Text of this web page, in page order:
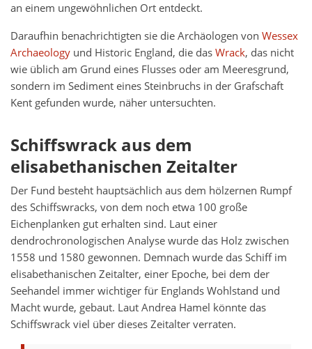
an einem ungewöhnlichen Ort entdeckt.
Daraufhin benachrichtigten sie die Archäologen von Wessex
Archaeology und Historic England, die dasWrack, das nicht
wie üblich am Grund eines Flusses oder am Meeresgrund,
sondern im Sediment eines Steinbruchs in der Grafschaft
Kent gefunden wurde, näher untersuchten.
Schiffswrack aus dem
elisabethanischen Zeitalter
Der Fund besteht hauptsächlich aus dem hölzernen Rumpf
des Schiffswracks, von dem noch etwa 100 große
Eichenplanken gut erhalten sind. Laut einer
dendrochronologischen Analyse wurde das Holz zwischen
1558 und 1580 gewonnen. Demnach wurde das Schiff im
elisabethanischen Zeitalter, einer Epoche, bei dem der
Seehandel immer wichtiger für Englands Wohlstand und
Macht wurde, gebaut. Laut Andrea Hamel könnte das
Schiffswrack viel über dieses Zeitalter verraten.